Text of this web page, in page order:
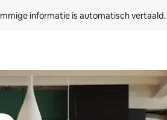
informatie is automatisch vertaald.